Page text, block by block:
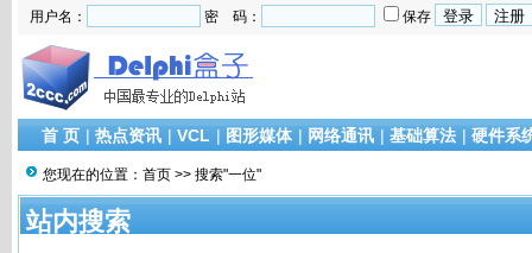
用户名： 密 码： 保存
首 页 | 热点资讯 | VCL | 图形媒体 | 网络通讯 | 基础算法 | 硬件系
您现在的位置： 首页 >> 搜索"一位"
站内搜索